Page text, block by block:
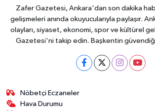
Zafer Gazetesi, Ankara'dan son dakika
gelişmeleri anında okuyucularıyla paylaşır.
olayları, siyaset, ekonomi, spor ve kültürel
Gazetesi'ni takip edin. Başkentin
Nöbetçi Eczaneler
Hava Durumu